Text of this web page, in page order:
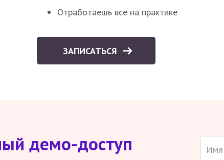
Отработаешь все на практике
ЗАПИСАТЬСЯ
демо-доступ